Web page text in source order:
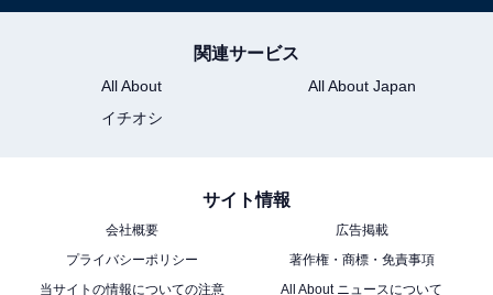
関連サービス
All About
All About Japan
イチオシ
サイト情報
会社概要
広告掲載
プライバシーポリシー
著作権・商標・免責事項
当サイトの情報についての注意
All About ニュースについて